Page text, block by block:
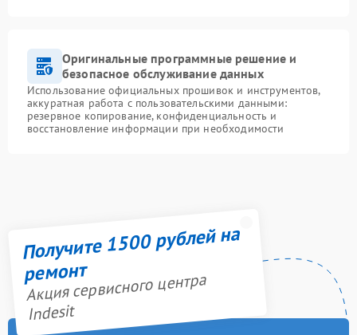
Оригинальные программные решение и
безопасное обслуживание данных
Использование официальных прошивок и инструментов,
аккуратная работа с пользовательскими данными:
резервное копирование, конфиденциальность и
восстановление информации при необходимости
Получите 1500 рублей на
ремонт
Акция сервисного центра
Indesit